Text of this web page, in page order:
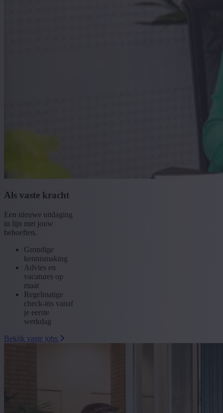
Als vaste kracht
Een nieuwe uitdaging
in lijn met jouw
behoeften.
Grondige
kennismaking
Advies en
vacatures op
maat
Regelmatige
check-ins vanaf
je eerste
werkdag
Bekijk vaste jobs